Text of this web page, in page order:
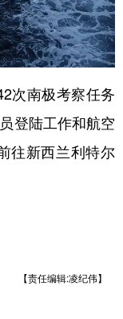
西藏
宁夏
南极考察任务
登陆工作和航空
往新西兰利特尔
【责任编辑:凌纪伟】